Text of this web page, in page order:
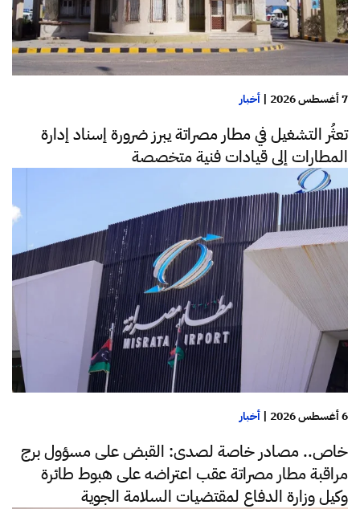
7 أغسطس 2026 | أخبار
تعثُر التشغيل في مطار مصراتة يبرز ضرورة إسناد إدارة
المطارات إلى قيادات فنية متخصصة
6 أغسطس 2026 | أخبار
خاص.. مصادر خاصة لصدى: القبض على مسؤول برج
مراقبة مطار مصراتة عقب اعتراضه على هبوط طائرة
وكيل وزارة الدفاع لمقتضيات السلامة الجوية